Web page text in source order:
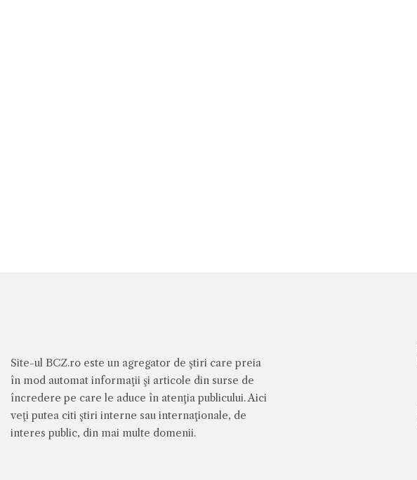
Site-ul BCZ.ro este un agregator de ştiri care preia
în mod automat informaţii şi articole din surse de
încredere pe care le aduce în atenţia publicului. Aici
veţi putea citi ştiri interne sau internaţionale, de
interes public, din mai multe domenii.